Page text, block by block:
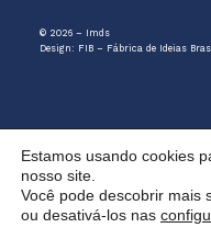
© 2026 – Imds
Design: FIB – Fábrica de Ideias
Estamos usando cookies
nosso site.
Você pode descobrir mais
ou desativá-los nas